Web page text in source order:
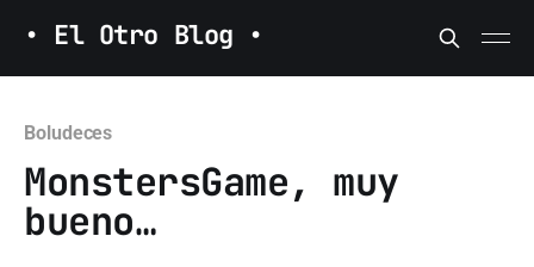
• El Otro Blog •
Boludeces
MonstersGame, muy
bueno…